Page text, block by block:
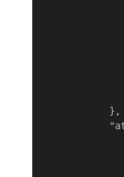
            },